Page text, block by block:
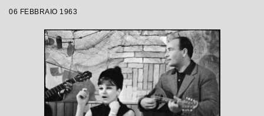
06 FEBBRAIO 1963